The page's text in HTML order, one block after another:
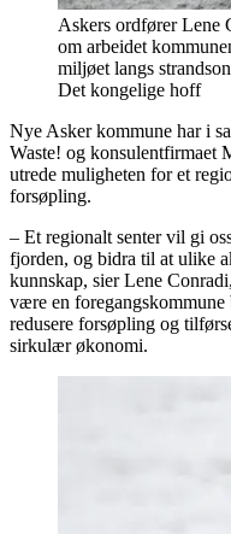
Askers ordfører Lene
om arbeidet
miljøet langs
Det kongelige hoff
Nye Asker kommune har i
Waste! og konsulentfirmaet
utrede muligheten for et
forsøpling.
– Et regionalt senter vil gi
fjorden, og bidra til at ulike
kunnskap, sier Lene
være en foregangskommune
redusere forsøpling og
sirkulær økonomi.